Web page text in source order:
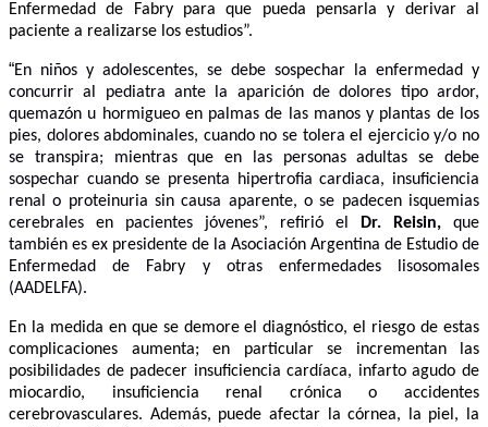
Enfermedad de Fabry para que pueda pensarla y derivar al
paciente a realizarse los estudios”.
“En niños y adolescentes, se debe sospechar la enfermedad y
concurrir al pediatra ante la aparición de dolores tipo ardor,
quemazón u hormigueo en palmas de las manos y plantas de los
pies, dolores abdominales, cuando no se tolera el ejercicio y/o no
se transpira; mientras que en las personas adultas se debe
sospechar cuando se presenta hipertrofia cardiaca, insuficiencia
renal o proteinuria sin causa aparente, o se padecen isquemias
cerebrales en pacientes jóvenes”, refirió el Dr. Reisin, que
también es ex presidente de la Asociación Argentina de Estudio de
Enfermedad de Fabry y otras enfermedades lisosomales
(AADELFA).
En la medida en que se demore el diagnóstico, el riesgo de estas
complicaciones aumenta; en particular se incrementan las
posibilidades de padecer insuficiencia cardíaca, infarto agudo de
miocardio, insuficiencia renal crónica o accidentes
cerebrovasculares. Además, puede afectar la córnea, la piel, la